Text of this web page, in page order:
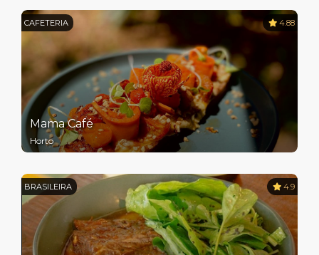
CAFETERIA 4.88
Mama Café
Horto
BRASILEIRA 4.9